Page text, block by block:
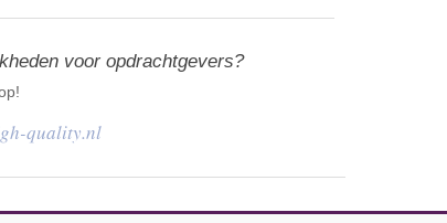
voor opdrachtgevers?
quality.nl